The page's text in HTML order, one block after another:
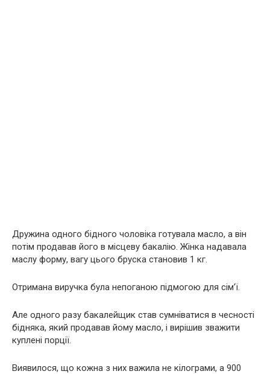
Дружина одного бідного чоловіка готувала масло, а він
потім продавав його в місцеву бакалію. Жінка надавала
маслу форму, вагу цього бруска становив 1 кг.
Отримана виручка була непоганою підмогою для сім’ї.
Але одного разу бакалейщик став сумніватися в чесності
бідняка, який продавав йому масло, і вирішив зважити
куплені порції.
Виявилося, що кожна з них важила не кілограми, а 900